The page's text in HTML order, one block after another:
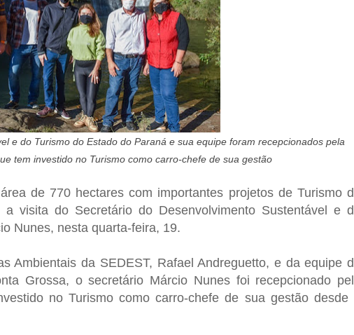
e do Turismo do Estado do Paraná e sua equipe foram recepcionados pela
tem investido no Turismo como carro-chefe de sua gestão
de 770 hectares com importantes projetos de Turismo
visita do Secretário do Desenvolvimento Sustentável e
Nunes, nesta quarta-feira, 19.
Ambientais da SEDEST, Rafael Andreguetto, e da equipe
Grossa, o secretário Márcio Nunes foi recepcionado
no Turismo como carro-chefe de sua gestão desde